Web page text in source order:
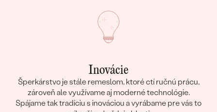
Inovácie
Šperkárstvo je stále remeslom, ktoré ctí ručnú prácu,
zároveň ale využívame aj moderné technológie.
Spájame tak tradíciu s inováciou a vyrábame pre vás to